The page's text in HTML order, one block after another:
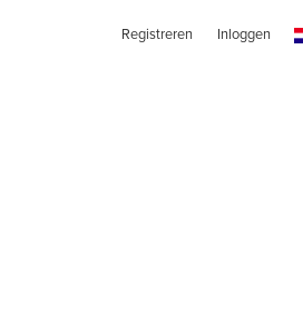
Registreren Inloggen